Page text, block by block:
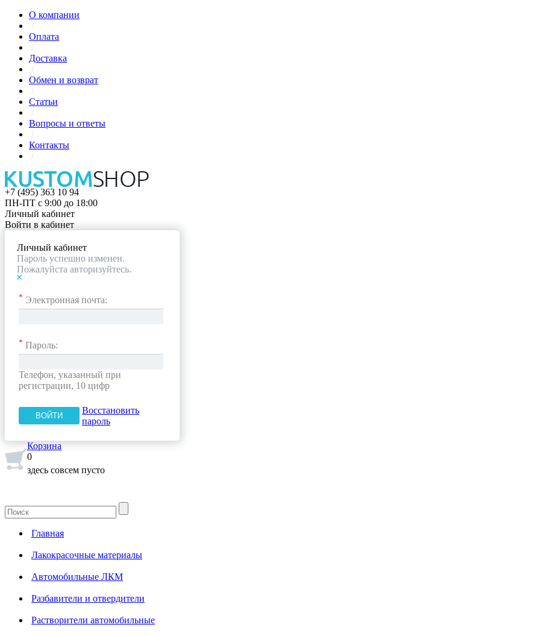
О компании
/
Оплата
/
Доставка
/
Обмен и возврат
/
Статьи
/
Вопросы и ответы
/
Контакты
/
+7 (495) 363 10 94
ПН-ПТ с 9:00 до 18:00
Личный кабинет
Войти в кабинет
Личный кабинет
Пароль успешно изменен.
Пожалуйста авторизуйтесь.
* Электронная почта:
* Пароль:
Телефон, указанный при
регистрации, 10 цифр
Восстановить
пароль
Корзина
0
здесь совсем пусто
Главная
Лакокрасочные материалы
Автомобильные ЛКМ
Разбавители и отвердители
Растворители автомобильные